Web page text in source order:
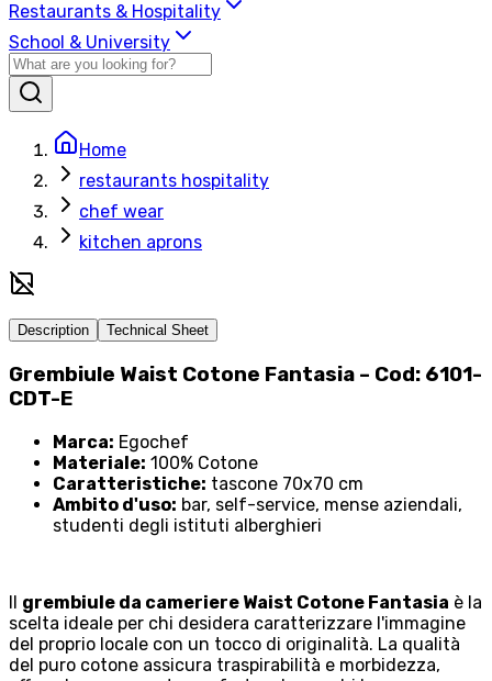
Restaurants & Hospitality
School & University
Home
restaurants hospitality
chef wear
kitchen aprons
Description Technical Sheet
Grembiule Waist Cotone Fantasia – Cod: 6101-
CDT-E
Marca: Egochef
Materiale: 100% Cotone
Caratteristiche: tascone 70x70 cm
Ambito d'uso: bar, self-service, mense aziendali,
studenti degli istituti alberghieri
Il grembiule da cameriere Waist Cotone Fantasia è la
scelta ideale per chi desidera caratterizzare l'immagine
del proprio locale con un tocco di originalità. La qualità
del puro cotone assicura traspirabilità e morbidezza,